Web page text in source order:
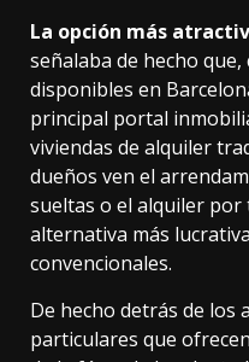
La opción más
señalaba de hecho que,
disponibles en
principal portal
viviendas de alquiler
dueños ven el
sueltas o el alquiler
alternativa más
convencionales.
De hecho detrás de los
particulares que